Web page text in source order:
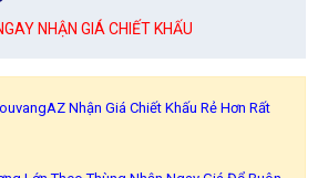
NHẬN GIÁ CHIẾT KHẤU
Nhận Giá Chiết Khấu Rẻ Hơn Rất